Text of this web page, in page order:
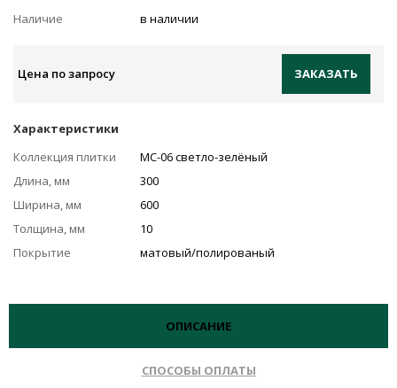
Наличие в наличии
Цена по запросу ЗАКАЗАТЬ
Характеристики
Коллекция плитки
MC-06 светло-зелёный
Длина, мм
300
Ширина, мм
600
Толщина, мм
10
Покрытие
матовый/полированый
ОПИСАНИЕ
СПОСОБЫ ОПЛАТЫ